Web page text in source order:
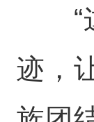
“这
迹，